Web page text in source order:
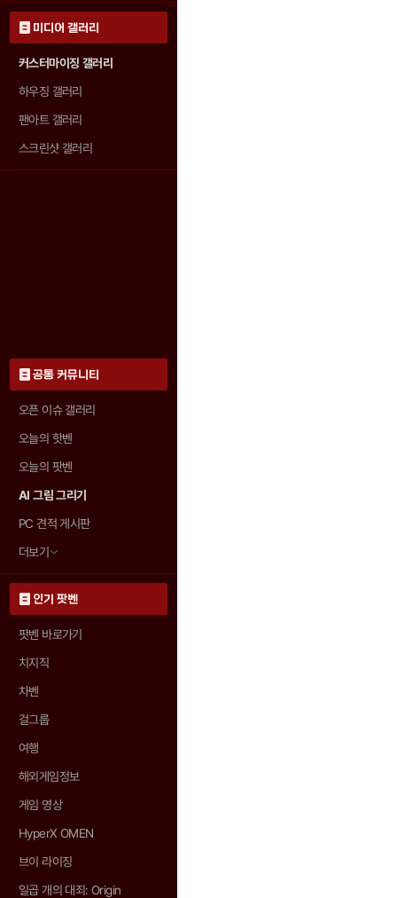
미디어 갤러리
커스터마이징 갤러리
하우징 갤러리
팬아트 갤러리
스크린샷 갤러리
공통 커뮤니티
오픈 이슈 갤러리
오늘의 핫벤
오늘의 팟벤
AI 그림 그리기
PC 견적 게시판
더보기
인기 팟벤
팟벤 바로가기
치지직
차벤
걸그룹
여행
해외게임정보
게임 영상
HyperX OMEN
브이 라이징
일곱 개의 대죄: Origin